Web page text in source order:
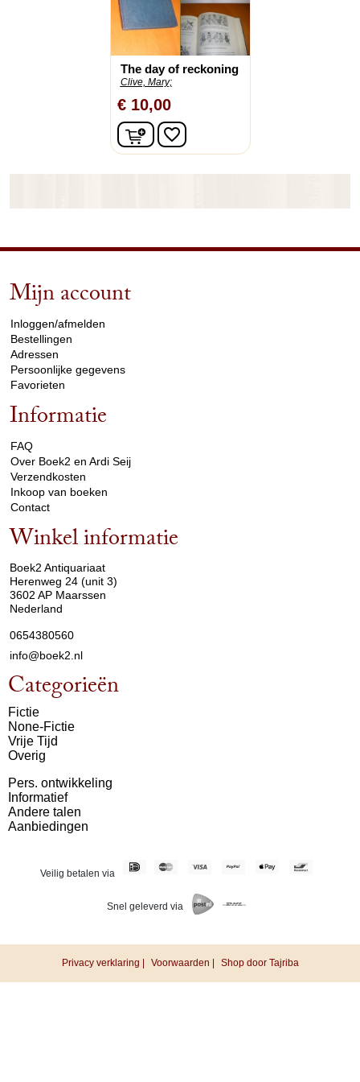
The day of reckoning
Clive, Mary;
€ 10,00
In winkelwagen
favorite_border
Mijn account
Inloggen/afmelden
Bestellingen
Adressen
Persoonlijke gegevens
Favorieten
Informatie
FAQ
Over Boek2 en Ardi Seij
Verzendkosten
Inkoop van boeken
Contact
Winkel informatie
Boek2 Antiquariaat
Herenweg 24 (unit 3)
3602 AP Maarssen
Nederland
0654380560
info@boek2.nl
Categorieën
Fictie
None-Fictie
Vrije Tijd
Overig
Pers. ontwikkeling
Informatief
Andere talen
Aanbiedingen
Veilig betalen via
Snel geleverd via
Privacy verklaring | Voorwaarden | Shop door Tajriba